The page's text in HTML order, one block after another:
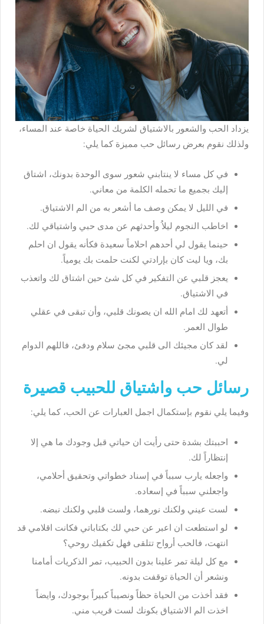
يزداد الحب والشعور بالاشتياق لشريك الحياة خاصة عند المساء،
ولذلك نقوم بعرض رسائل حب مميزة كما يلي:
في كل مساء لا ينتابني شعور سوى الوحدة بدونك، اشتاق
إليك بجميع ما تحمله الكلمة من معاني.
في الليل لا يمكن وصف ما أشعر به من الم الاشتياق.
اخاطب النجوم ليلاُ وأحدثهم عن مدى حبي واشتياقي لك.
حينما يقول لي أحدهم احلاماً سعيدة فكأنه يقول ان احلم
بك، ويا ليت كان بإرادتي لكنت حلمت بك يومياً.
يعجز قلبي عن التفكير في كل شئ حين اشتاق لك واتعذب
في الاشتياق.
أتعهد لك امام الله ان يصونك قلبي، وأن تبقى في عقلي
طوال العمر.
لقد كان مجيئك الى قلبي مجئ سلام ودفئ، فاللهم الدوام
لي.
رسائل حب واشتياق للحبيب قصيرة
وفيما يلي نقوم بإستكمال اجمل العبارات عن الحب، كما يلي:
احببتك بشدة حتى رأيت ان حياتي قبل وجودك ما هي إلا
إنتظاراً لك.
واجعله يارب سبباً في إسناد خطواتي وتحقيق أحلامي،
واجعلني سبباً في إسعاده.
لست عيني ولكنك نورهما، ولست قلبي ولكنك نبضه.
لو استطعت ان اعبر عن حبي لك بكتاباتي فكانت اقلامي قد
انتهت، فالحب أرواح تتلقى فهل تكفيك روحي؟
مع كل ليلة تمر علينا بدون الحبيب، تمر الذكريات أمامنا
ونشعر أن الحياة توقفت بدونه.
فقد أخذت من الحياة حظاً ونصيباً كبيراً بوجودك، وايضاً
اخذت الم الاشتياق بكونك لست قريب مني.